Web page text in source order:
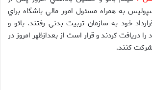
به همراه مسئول امور مالي باشگاه براي
خود به سازمان تربيت بدني رفتند. بائو و
دريافت كردند و قرار است از بعدازظهر امروز در
كنند.